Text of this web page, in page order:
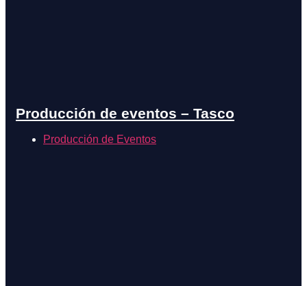
Producción de eventos – Tasco
Producción de Eventos